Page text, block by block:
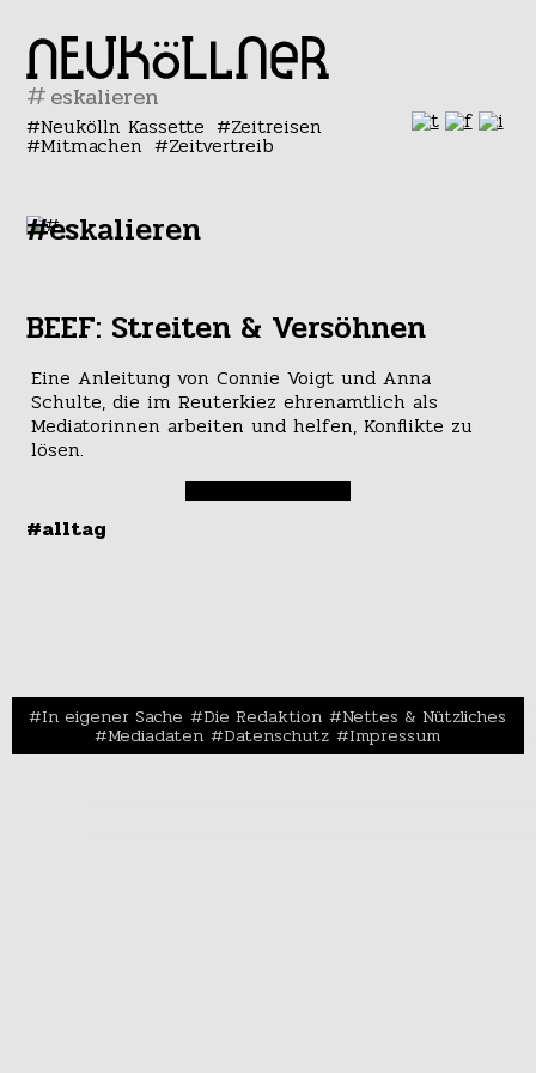
#
Neukölln Kassette Zeitreisen
Mitmachen Zeitvertreib
#eskalieren
BEEF: Streiten & Versöhnen
Eine Anleitung von Connie Voigt und Anna
Schulte, die im Reuterkiez ehrenamtlich als
Mediatorinnen arbeiten und helfen, Konflikte zu
lösen.
#alltag
In eigener Sache Die Redaktion Nettes & Nützliches
Mediadaten Datenschutz Impressum